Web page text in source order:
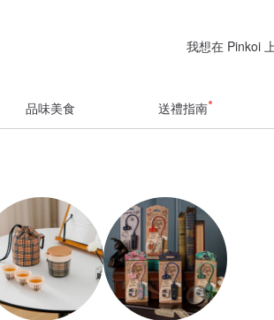
我想在 Pinkoi
品味美食 送禮指南